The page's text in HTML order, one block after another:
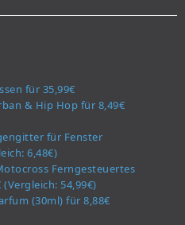
für 35,99€
& Hip Hop für 8,49€
für Fenster
6,48€)
Ferngesteuertes
54,99€)
(30ml) für 8,88€